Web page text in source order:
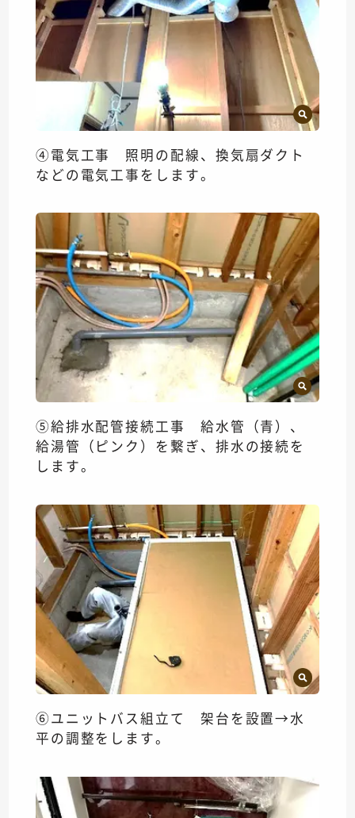
④電気工事 照明の配線、換気扇ダクト
などの電気工事をします。
⑤給排水配管接続工事 給水管（青）、
給湯管（ピンク）を繋ぎ、排水の接続を
します。
⑥ユニットバス組立て 架台を設置→水
平の調整をします。